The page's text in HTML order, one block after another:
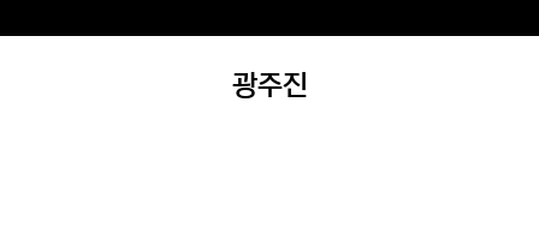
광주진